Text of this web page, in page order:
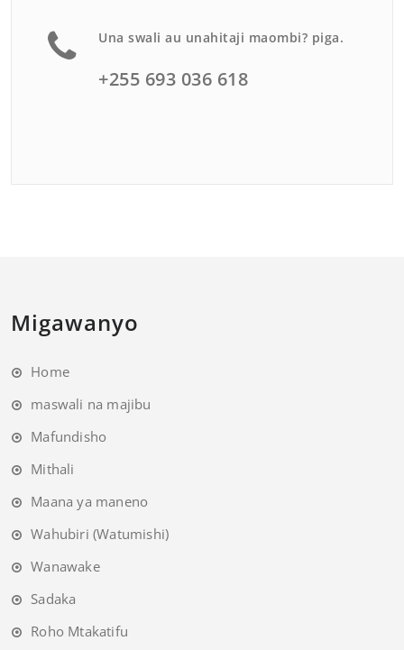
Una swali au unahitaji maombi? piga.
+255 693 036 618
Migawanyo
Home
maswali na majibu
Mafundisho
Mithali
Maana ya maneno
Wahubiri (Watumishi)
Wanawake
Sadaka
Roho Mtakatifu